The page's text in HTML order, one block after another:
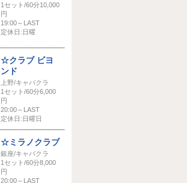
1セット/60分10,000
円
19:00～LAST
定休日:日曜
☆クラブ ビヨ
ンド
上野/キャバクラ
1セット/60分6,000
円
20:00～LAST
定休日:日曜日
☆ミラノクラブ
銀座/キャバクラ
1セット/60分8,000
円
20:00～LAST